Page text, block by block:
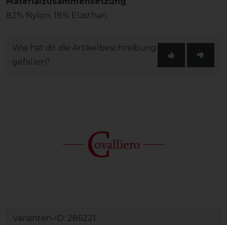
82% Nylon, 18% Elasthan
Wie hat dir die Artikelbeschreibung
gefallen?
Varianten-ID: 286221